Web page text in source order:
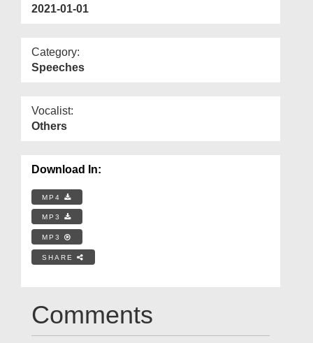
2021-01-01
Category:
Speeches
Vocalist:
Others
Download In:
MP4
MP3
MP3
SHARE
Comments